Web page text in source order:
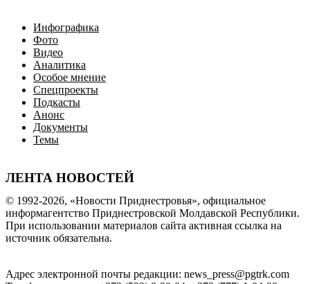
Инфографика
Фото
Видео
Аналитика
Особое мнение
Спецпроекты
Подкасты
Анонс
Документы
Темы
ЛЕНТА НОВОСТЕЙ
© 1992-2026, «Новости Приднестровья», официальное
информагентство Приднестровской Молдавской Республики.
При использовании материалов сайта активная ссылка на
источник обязательна.
Адрес электронной почты редакции: news_press@pgtrk.com